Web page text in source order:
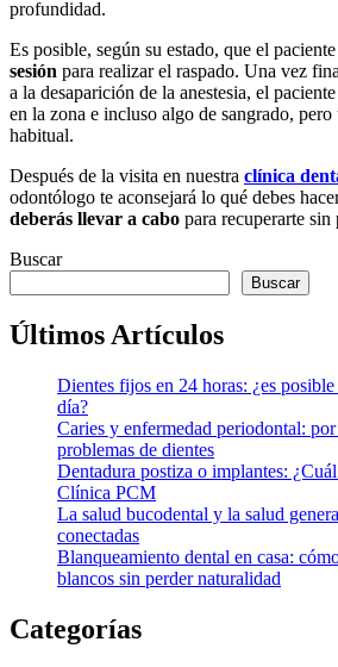
profundidad.
Es posible, según su estado, que el
sesión para realizar el raspado. Una vez
a la desaparición de la anestesia, el
en la zona e incluso algo de sangrado,
habitual.
Después de la visita en nuestra clínica
odontólogo te aconsejará lo qué debes
deberás llevar a cabo para recuperarte sin
Buscar
Buscar
Últimos Artículos
Dientes fijos en 24 horas: ¿es
día?
Caries y enfermedad periodontal:
problemas de dientes
Dentadura postiza o implantes:
Clínica PCM
La salud bucodental y la salud
conectadas
Blanqueamiento dental en casa:
blancos sin perder naturalidad
Categorías